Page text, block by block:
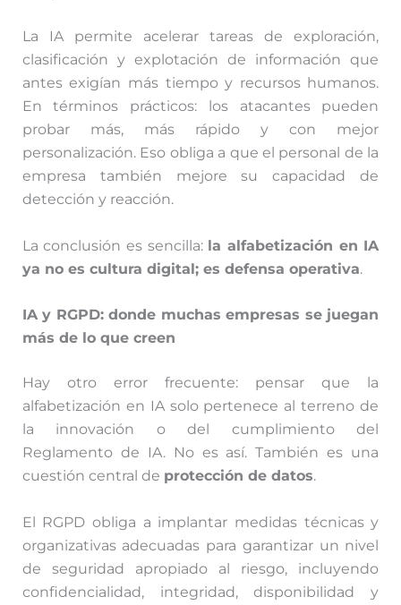
La IA permite acelerar tareas de exploración,
clasificación y explotación de información que
antes exigían más tiempo y recursos humanos.
En términos prácticos: los atacantes pueden
probar más, más rápido y con mejor
personalización. Eso obliga a que el personal de la
empresa también mejore su capacidad de
detección y reacción.
La conclusión es sencilla: la alfabetización en IA
ya no es cultura digital; es defensa operativa.
IA y RGPD: donde muchas empresas se juegan
más de lo que creen
Hay otro error frecuente: pensar que la
alfabetización en IA solo pertenece al terreno de
la innovación o del cumplimiento del
Reglamento de IA. No es así. También es una
cuestión central de protección de datos.
El RGPD obliga a implantar medidas técnicas y
organizativas adecuadas para garantizar un nivel
de seguridad apropiado al riesgo, incluyendo
confidencialidad, integridad, disponibilidad y